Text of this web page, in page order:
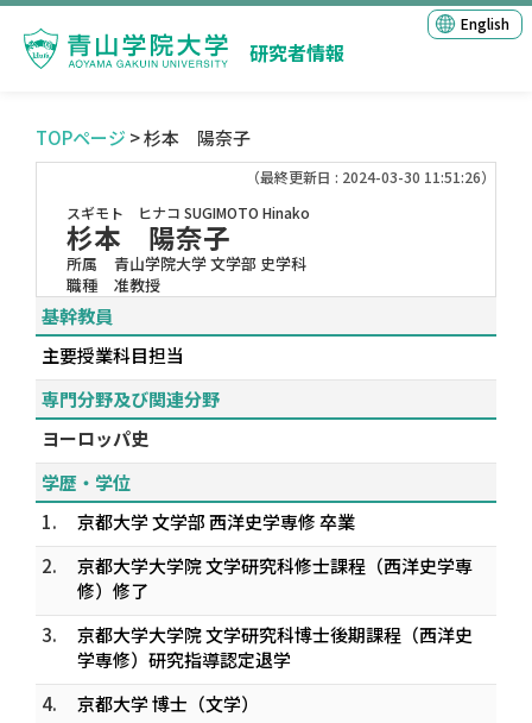
研究者情報
English
TOPページ > 杉本 陽奈子
（最終更新日 : 2024-03-30 11:51:26）
スギモト ヒナコ SUGIMOTO Hinako
杉本 陽奈子
所属
青山学院大学 文学部 史学科
職種
准教授
基幹教員
主要授業科目担当
専門分野及び関連分野
ヨーロッパ史
学歴・学位
1.
京都大学 文学部 西洋史学専修 卒業
2.
京都大学大学院 文学研究科修士課程（西洋史学専
修）修了
3.
京都大学大学院 文学研究科博士後期課程（西洋史
学専修）研究指導認定退学
4.
京都大学 博士（文学）